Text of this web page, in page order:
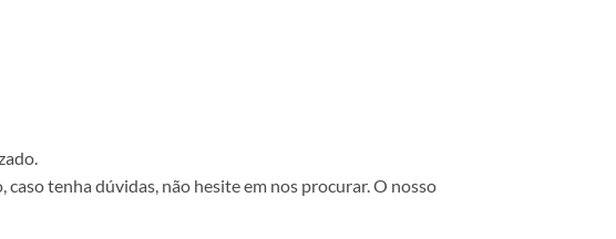
tenha dúvidas, não hesite em nos procurar. O nosso